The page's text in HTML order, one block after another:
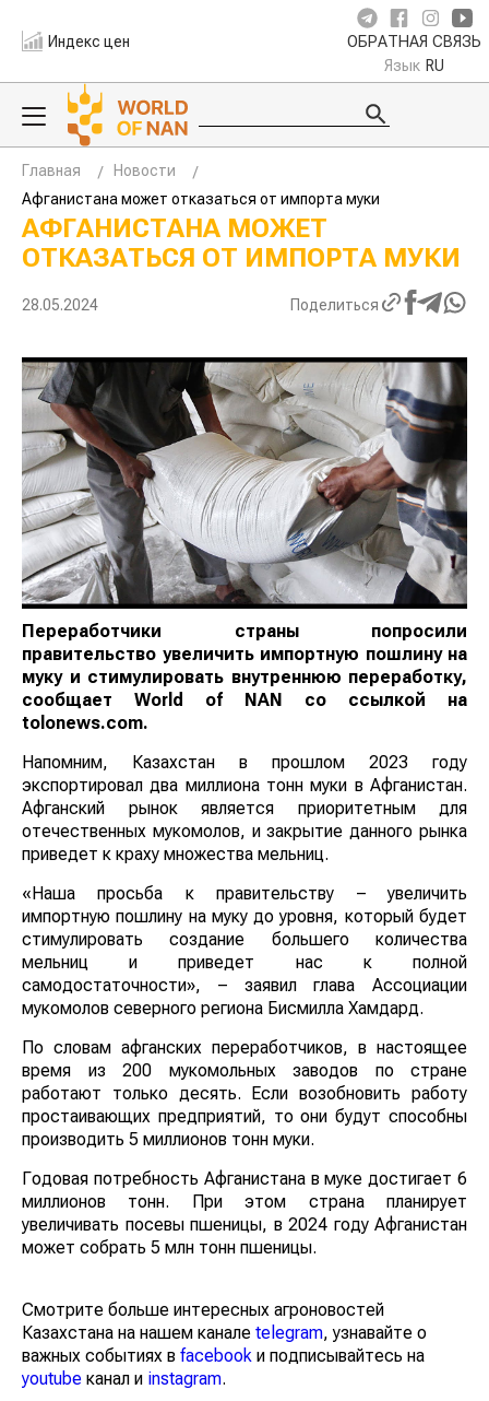
Индекс цен ОБРАТНАЯ СВЯЗЬ
Язык RU
Главная
Новости
Афганистана может отказаться от импорта муки
АФГАНИСТАНА МОЖЕТ
ОТКАЗАТЬСЯ ОТ ИМПОРТА МУКИ
28.05.2024 Поделиться
Переработчики страны попросили
правительство увеличить импортную пошлину на
муку и стимулировать внутреннюю переработку,
сообщает World of NAN со ссылкой на
tolonews.com.
Напомним, Казахстан в прошлом 2023 году
экспортировал два миллиона тонн муки в Афганистан.
Афганский рынок является приоритетным для
отечественных мукомолов, и закрытие данного рынка
приведет к краху множества мельниц.
«Наша просьба к правительству – увеличить
импортную пошлину на муку до уровня, который будет
стимулировать создание большего количества
мельниц и приведет нас к полной
самодостаточности», – заявил глава Ассоциации
мукомолов северного региона Бисмилла Хамдард.
По словам афганских переработчиков, в настоящее
время из 200 мукомольных заводов по стране
работают только десять. Если возобновить работу
простаивающих предприятий, то они будут способны
производить 5 миллионов тонн муки.
Годовая потребность Афганистана в муке достигает 6
миллионов тонн. При этом страна планирует
увеличивать посевы пшеницы, в 2024 году Афганистан
может собрать 5 млн тонн пшеницы.
Смотрите больше интересных агроновостей
Казахстана на нашем канале telegram, узнавайте о
важных событиях в facebook и подписывайтесь на
youtube канал и instagram.